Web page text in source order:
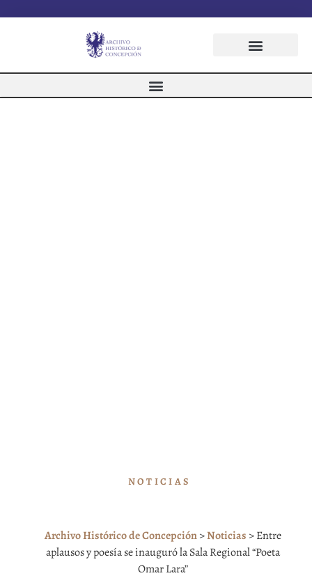
NOTICIAS
Archivo Histórico de Concepción>Noticias >Entre
aplausos y poesía se inauguró la Sala Regional “Poeta
Omar Lara”